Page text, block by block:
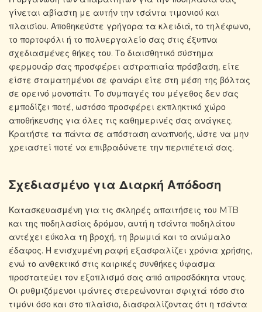
γίνεται αβίαστη με αυτήν την τσάντα τιμονιού και
πλαισίου. Αποθηκεύστε γρήγορα τα κλειδιά, το τηλέφωνο,
το πορτοφόλι ή το πολυεργαλείο σας στις έξυπνα
σχεδιασμένες θήκες του. Το διαισθητικό σύστημα
φερμουάρ σας προσφέρει αστραπιαία πρόσβαση, είτε
είστε σταματημένοι σε φανάρι είτε στη μέση της βόλτας
σε ορεινό μονοπάτι. Το συμπαγές του μέγεθος δεν σας
εμποδίζει ποτέ, ωστόσο προσφέρει εκπληκτικό χώρο
αποθήκευσης για όλες τις καθημερινές σας ανάγκες.
Κρατήστε τα πάντα σε απόσταση αναπνοής, ώστε να μην
χρειαστεί ποτέ να επιβραδύνετε την περιπέτειά σας.
Σχεδιασμένο για Διαρκή Απόδοση
Κατασκευασμένη για τις σκληρές απαιτήσεις του MTB
και της ποδηλασίας δρόμου, αυτή η τσάντα ποδηλάτου
αντέχει εύκολα τη βροχή, τη βρωμιά και το ανώμαλο
έδαφος. Η ενισχυμένη ραφή εξασφαλίζει χρόνια χρήσης,
ενώ το ανθεκτικό στις καιρικές συνθήκες ύφασμα
προστατεύει τον εξοπλισμό σας από απροσδόκητα ντους.
Οι ρυθμιζόμενοι ιμάντες στερεώνονται σφιχτά τόσο στο
τιμόνι όσο και στο πλαίσιο, διασφαλίζοντας ότι η τσάντα